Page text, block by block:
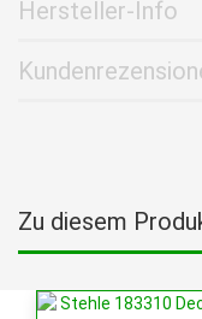
Hersteller-Info
Zu diesem